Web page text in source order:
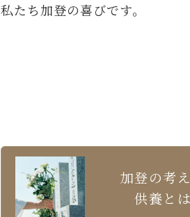
私たち加登の喜びです。
加登の考
供養とは